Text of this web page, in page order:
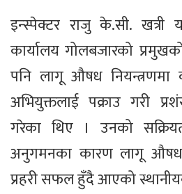
इन्स्पेक्टर राजु के.सी. खत्री
कार्यालय गोलबजारको
पनि लागू औषध
अभियुक्तलाई पक्राउ गरी
गरेका थिए । उनको
अनुगमनका कारण लागू औषध
प्रहरी सफल हुँदै आएको